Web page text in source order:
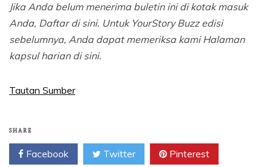
Jika Anda belum menerima buletin ini di kotak masuk
Anda, Daftar di sini. Untuk YourStory Buzz edisi
sebelumnya, Anda dapat memeriksa kamiHalaman
kapsul harian di sini.
Tautan Sumber
SHARE
Facebook Twitter Pinterest